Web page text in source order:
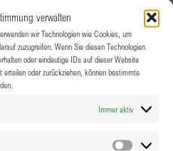
verwalten
wir Technologien wie Cookies, um
zuzugreifen. Wenn Sie diesen Technologien
oder eindeutige IDs auf dieser Website
oder zurückziehen, können bestimmte
Immer aktiv